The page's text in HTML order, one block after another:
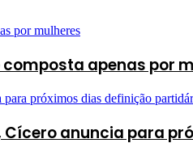
composta apenas por
Cícero anuncia para